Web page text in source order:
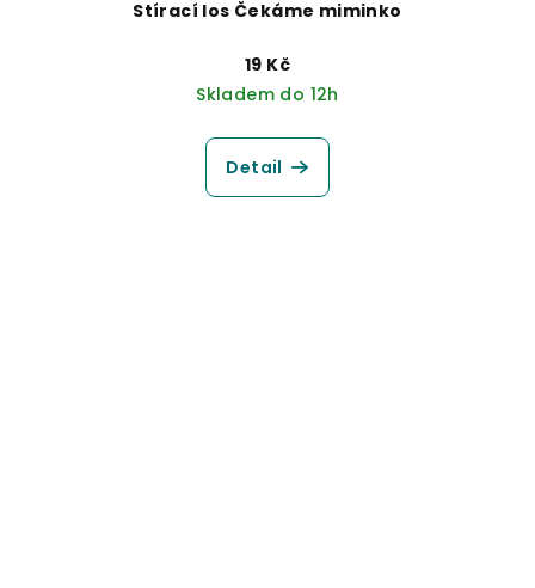
Stírací los Čekáme miminko
19 Kč
Skladem do 12h
Detail